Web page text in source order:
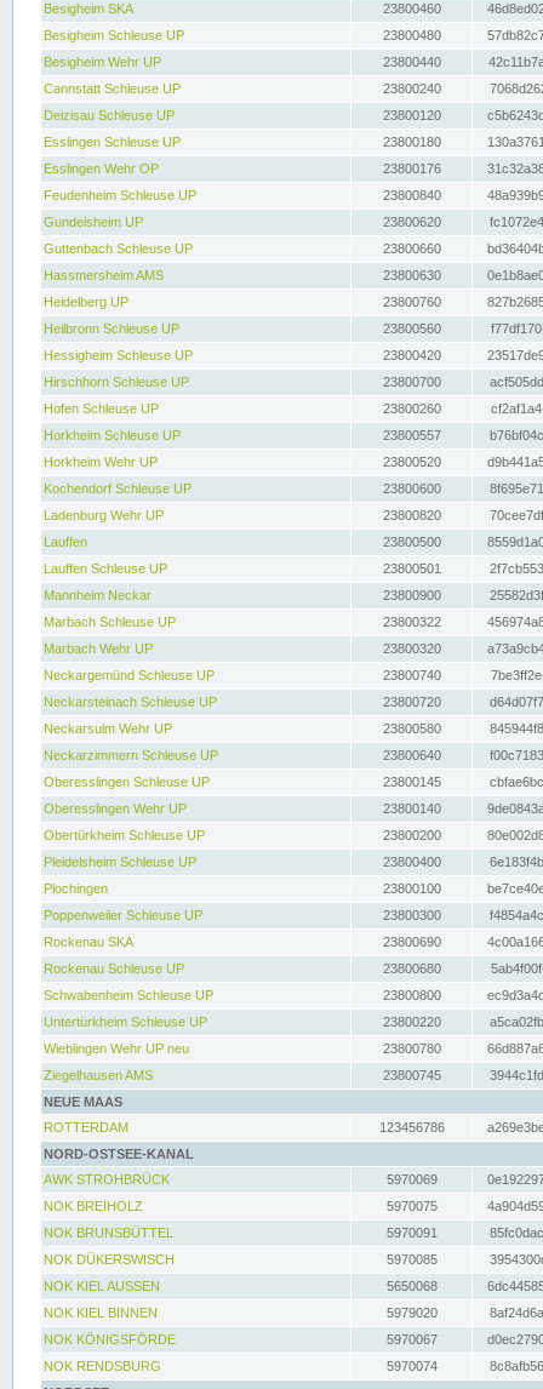
Besigheim SKA
23800460
Besigheim Schleuse UP
23800480
Besigheim Wehr UP
23800440
Cannstatt Schleuse UP
23800240
Deizisau Schleuse UP
23800120
Esslingen Schleuse UP
23800180
Esslingen Wehr OP
23800176
Feudenheim Schleuse UP
23800840
Gundelsheim UP
23800620
Guttenbach Schleuse UP
23800660
Hassmersheim AMS
23800630
Heidelberg UP
23800760
Heilbronn Schleuse UP
23800560
Hessigheim Schleuse UP
23800420
Hirschhorn Schleuse UP
23800700
Hofen Schleuse UP
23800260
Horkheim Schleuse UP
23800557
Horkheim Wehr UP
23800520
Kochendorf Schleuse UP
23800600
Ladenburg Wehr UP
23800820
Lauffen
23800500
Lauffen Schleuse UP
23800501
Mannheim Neckar
23800900
Marbach Schleuse UP
23800322
Marbach Wehr UP
23800320
Neckargemünd Schleuse UP
23800740
Neckarsteinach Schleuse UP
23800720
Neckarsulm Wehr UP
23800580
Neckarzimmern Schleuse UP
23800640
Oberesslingen Schleuse UP
23800145
Oberesslingen Wehr UP
23800140
Obertürkheim Schleuse UP
23800200
Pleidelsheim Schleuse UP
23800400
Plochingen
23800100
Poppenweiler Schleuse UP
23800300
Rockenau SKA
23800690
Rockenau Schleuse UP
23800680
Schwabenheim Schleuse UP
23800800
Untertürkheim Schleuse UP
23800220
Wieblingen Wehr UP neu
23800780
Ziegelhausen AMS
23800745
NEUE MAAS
ROTTERDAM
123456786
NORD-OSTSEE-KANAL
AWK STROHBRÜCK
5970069
NOK BREIHOLZ
5970075
NOK BRUNSBÜTTEL
5970091
NOK DÜKERSWISCH
5970085
NOK KIEL AUSSEN
5650068
NOK KIEL BINNEN
5979020
NOK KÖNIGSFÖRDE
5970067
NOK RENDSBURG
5970074